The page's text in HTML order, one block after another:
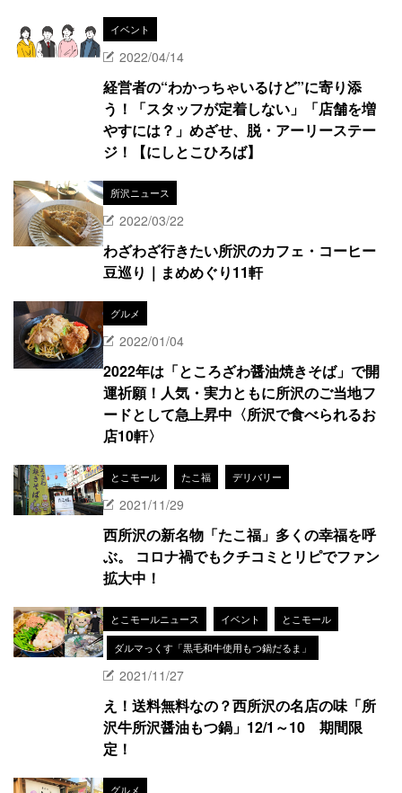
イベント
2022/04/14
経営者の“わかっちゃいるけど”に寄り添
う！「スタッフが定着しない」「店舗を増
やすには？」めざせ、脱・アーリーステー
ジ！【にしとこひろば】
所沢ニュース
2022/03/22
わざわざ行きたい所沢のカフェ・コーヒー
豆巡り｜まめめぐり11軒
グルメ
2022/01/04
2022年は「ところざわ醤油焼きそば」で開
運祈願！人気・実力ともに所沢のご当地フ
ードとして急上昇中〈所沢で食べられるお
店10軒〉
とこモール たこ福 デリバリー
2021/11/29
西所沢の新名物「たこ福」多くの幸福を呼
ぶ。 コロナ禍でもクチコミとリピでファン
拡大中！
とこモールニュース イベント
とこモール
ダルマっくす「黒毛和牛使用もつ鍋だるま」
2021/11/27
え！送料無料なの？西所沢の名店の味「所
沢牛所沢醤油もつ鍋」12/1～10 期間限
定！
グルメ